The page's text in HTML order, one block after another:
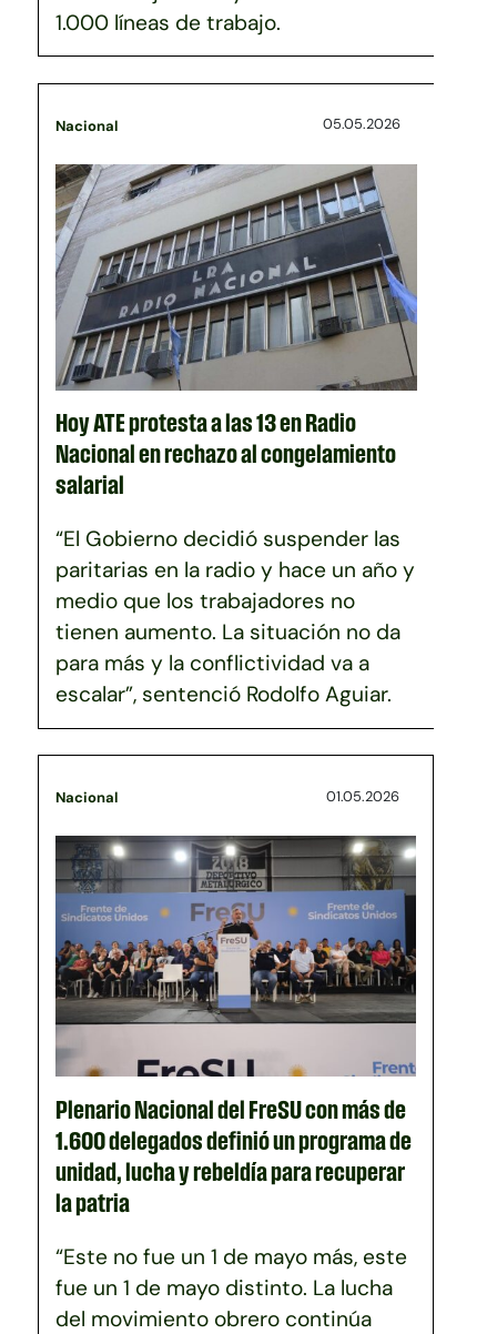
1.000 líneas de trabajo.
Nacional 05.05.2026
Hoy ATE protesta a las 13 en Radio
Nacional en rechazo al congelamiento
salarial
“El Gobierno decidió suspender las
paritarias en la radio y hace un año y
medio que los trabajadores no
tienen aumento. La situación no da
para más y la conflictividad va a
escalar”, sentenció Rodolfo Aguiar.
Nacional 01.05.2026
Plenario Nacional del FreSU con más de
1.600 delegados definió un programa de
unidad, lucha y rebeldía para recuperar
la patria
“Este no fue un 1 de mayo más, este
fue un 1 de mayo distinto. La lucha
del movimiento obrero continúa